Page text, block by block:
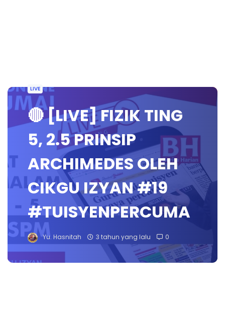
LIVE
🔴 [LIVE] FIZIK TING
5, 2.5 PRINSIP
ARCHIMEDES OLEH
CIKGU IZYAN #19
#TUISYENPERCUMA
Yu. Hasnitah 3 tahun yang lalu 0